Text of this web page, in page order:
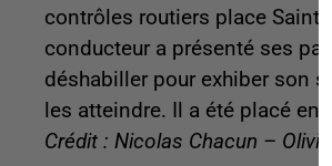
contrôles routiers place Saint-
conducteur a présenté ses
déshabiller pour exhiber son
les atteindre. Il a été placé en
Crédit : Nicolas Chacun –